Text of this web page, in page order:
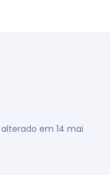
alterado em 14 mai